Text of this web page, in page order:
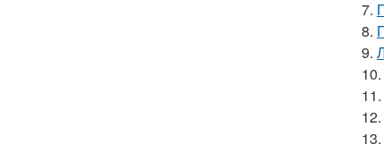
7.
8.
9.
10.
11.
12.
13.